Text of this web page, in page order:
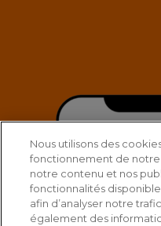
Nous utilisons des
fonctionnement de
notre contenu et nos
fonctionnalités
afin d’analyser notre
également des